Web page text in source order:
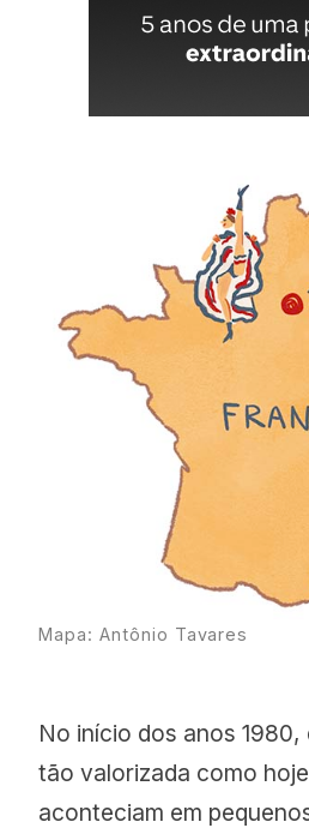
Mapa: Antônio Tavares
No início dos anos
tão valorizada como
aconteciam em